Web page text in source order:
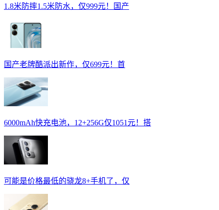
1.8米防摔1.5米防水，仅999元！国产
国产老牌酷派出新作，仅699元！首
6000mAh快充电池，12+256G仅1051元！搭
可能是价格最低的骁龙8+手机了，仅